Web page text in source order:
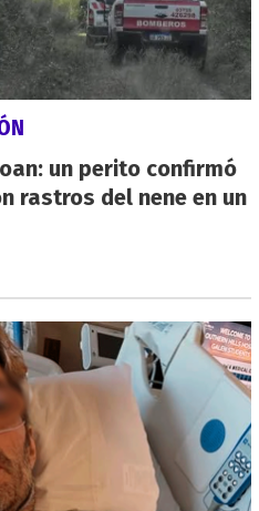
un perito confirmó
rastros del nene en un